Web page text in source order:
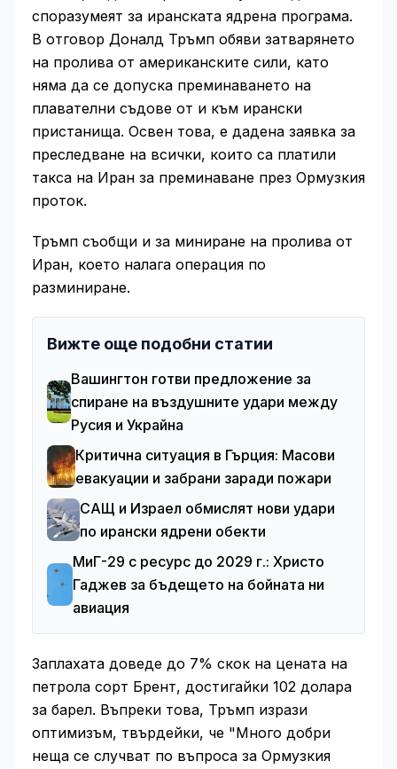
споразумеят за иранската ядрена програма.
В отговор Доналд Тръмп обяви затварянето
на пролива от американските сили, като
няма да се допуска преминаването на
плавателни съдове от и към ирански
пристанища. Освен това, е дадена заявка за
преследване на всички, които са платили
такса на Иран за преминаване през Ормузкия
проток.
Тръмп съобщи и за миниране на пролива от
Иран, което налага операция по
разминиране.
Вижте още подобни статии
Вашингтон готви предложение за
спиране на въздушните удари между
Русия и Украйна
Критична ситуация в Гърция: Масови
евакуации и забрани заради пожари
САЩ и Израел обмислят нови удари
по ирански ядрени обекти
МиГ-29 с ресурс до 2029 г.: Христо
Гаджев за бъдещето на бойната ни
авиация
Заплахата доведе до 7% скок на цената на
петрола сорт Брент, достигайки 102 долара
за барел. Въпреки това, Тръмп изрази
оптимизъм, твърдейки, че "Много добри
неща се случват по въпроса за Ормузкия